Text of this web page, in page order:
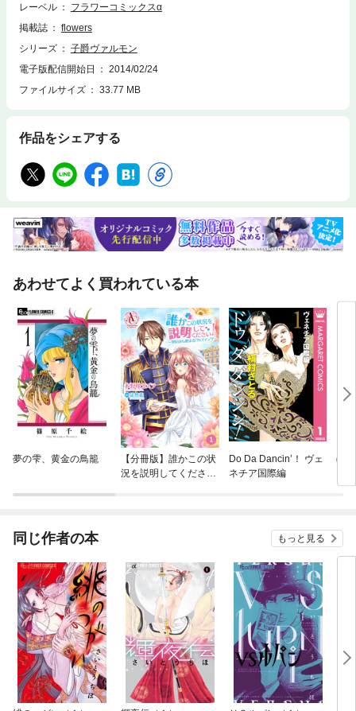
ともに鮮やかに甦る！
レーベル
フラワーコミックスα
掲載誌
flowers
シリーズ
子爵ヴァルモン
電子版配信開始日
2014/02/24
ファイルサイズ
33.77 MB
作品をシェアする
あわせてよく買われている本
夢の雫、黄金の鳥籠
【分冊版】誰かこの状
況を説明してくださ
Do Da Dancin’！ ヴェ
ネチア国際編
ぼ
同じ作者の本 もっと見る